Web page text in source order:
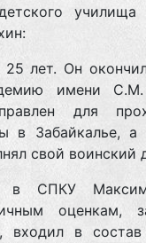
училища
лет. Он
имени
для
в Забайкалье, а
свой воинский
в СПКУ Максим
оценкам,
входил в состав